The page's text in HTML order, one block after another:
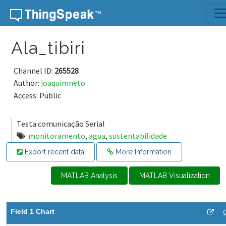
Skip to content
Ala_tibiri
Channel ID: 265528
Author: joaquimneto
Access: Public
Testa comunicação Serial
monitoramento, agua, sustentabilidade
Export recent data More Information
MATLAB Analysis MATLAB Visualization
Field 1 Chart